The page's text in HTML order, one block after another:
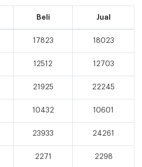
Beli Jual
17823 18023
12512 12703
21925 22245
10432 10601
23933 24261
2271 2298